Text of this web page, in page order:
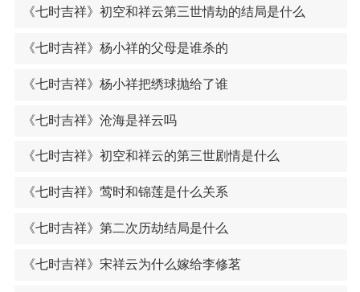
《七时吉祥》初空和祥云第三世情劫的结局是什么
《七时吉祥》杨小祥的父母是谁杀的
《七时吉祥》杨小祥把绣球抛给了谁
《七时吉祥》沧海是祥云吗
《七时吉祥》初空和祥云的第三世剧情是什么
《七时吉祥》莺时和锦莲是什么关系
《七时吉祥》第二次历劫结局是什么
《七时吉祥》宋祥云为什么嫁给李修茗